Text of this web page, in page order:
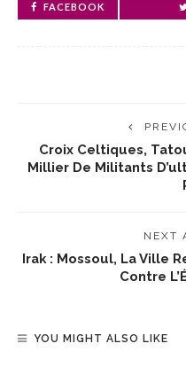
FACEBOOK
Croix Celtiques,
Millier De Militants
NEXT
Irak : Mossoul, La Ville
Contre
YOU MIGHT ALSO LIKE